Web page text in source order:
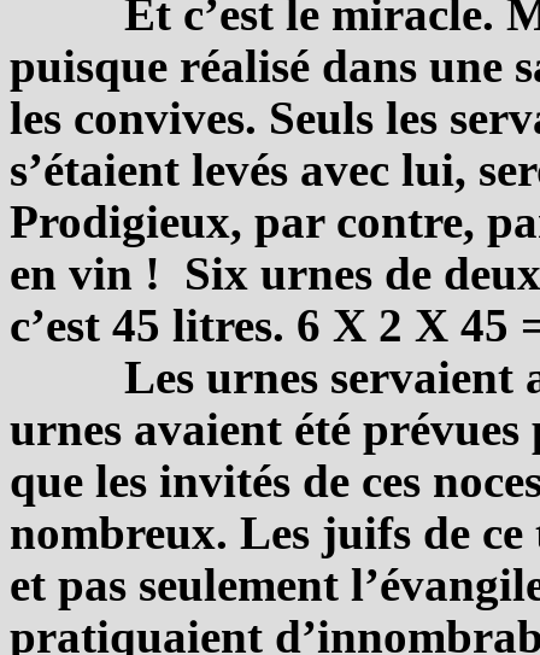
Et c’est le miracle.
puisque réalisé dans une
les convives. Seuls les
s’étaient levés avec lui,
Prodigieux, par contre,
en vin ! Six urnes de
c’est 45 litres. 6 X 2 X
Les urnes servaient
urnes avaient été
que les invités de ces
nombreux. Les juifs de ce
et pas seulement
pratiquaient